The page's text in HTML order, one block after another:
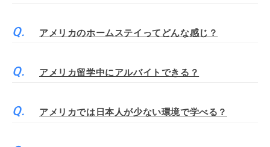
アメリカのホームステイってどんな感じ？
アメリカ留学中にアルバイトできる？
アメリカでは日本人が少ない環境で学べる？